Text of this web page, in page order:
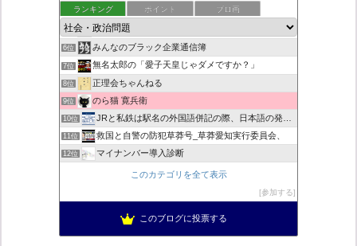
ランキング ポイント ブロ画
ダリチョコ dalichoko
5位 恥を知れ、恥を
6位 みんなのブラック企業通信簿
7位 無名太郎の「愛子天皇じゃダメですか？」
8位 正理会ちゃんねる
9位 のら猫 寛兵衛
10位 JRと私鉄は駅名の外国語併記の際、日本語の発音/…
11位 救国と自警の防犯草莽号_草莽愛知実行委員会、
12位 マイナンバー導入診断
ヨウイチとウサコの常識がひっくり返る消費税
日本の覚醒
このカテゴリを全て表示
参加する
このブログに投票する